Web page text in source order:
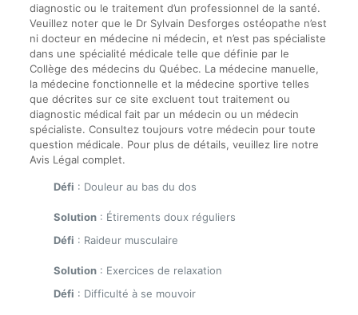
diagnostic ou le traitement d’un professionnel de la santé.
Veuillez noter que le Dr Sylvain Desforges ostéopathe n’est
ni docteur en médecine ni médecin, et n’est pas spécialiste
dans une spécialité médicale telle que définie par le
Collège des médecins du Québec. La médecine manuelle,
la médecine fonctionnelle et la médecine sportive telles
que décrites sur ce site excluent tout traitement ou
diagnostic médical fait par un médecin ou un médecin
spécialiste. Consultez toujours votre médecin pour toute
question médicale. Pour plus de détails, veuillez lire notre
Avis Légal complet.
Défi : Douleur au bas du dos
Solution: Étirements doux réguliers
Défi : Raideur musculaire
Solution: Exercices de relaxation
Défi : Difficulté à se mouvoir